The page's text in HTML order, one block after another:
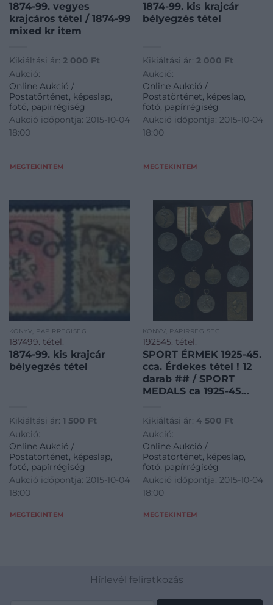
1874-99. vegyes
krajcáros tétel / 1874-99
mixed kr item
Kikiáltási ár: 2 000 Ft
Aukció:
Online Aukció /
Postatörténet, képeslap,
fotó, papírrégiség
Aukció időpontja: 2015-10-04
18:00
MEGTEKINTEM
1874-99. kis krajcár
bélyegzés tétel
Kikiáltási ár: 2 000 Ft
Aukció:
Online Aukció /
Postatörténet, képeslap,
fotó, papírrégiség
Aukció időpontja: 2015-10-04
18:00
MEGTEKINTEM
KÖNYV, PAPÍRRÉGISÉG
187499. tétel:
1874-99. kis krajcár
bélyegzés tétel
Kikiáltási ár: 1 500 Ft
Aukció:
Online Aukció /
Postatörténet, képeslap,
fotó, papírrégiség
Aukció időpontja: 2015-10-04
18:00
MEGTEKINTEM
KÖNYV, PAPÍRRÉGISÉG
192545. tétel:
SPORT ÉRMEK 1925-45.
cca. Érdekes tétel ! 12
darab ## / SPORT
MEDALS ca 1925-45
pieces
Kikiáltási ár: 4 500 Ft
Aukció:
Online Aukció /
Postatörténet, képeslap,
fotó, papírrégiség
Aukció időpontja: 2015-10-04
18:00
MEGTEKINTEM
Hírlevél feliratkozás